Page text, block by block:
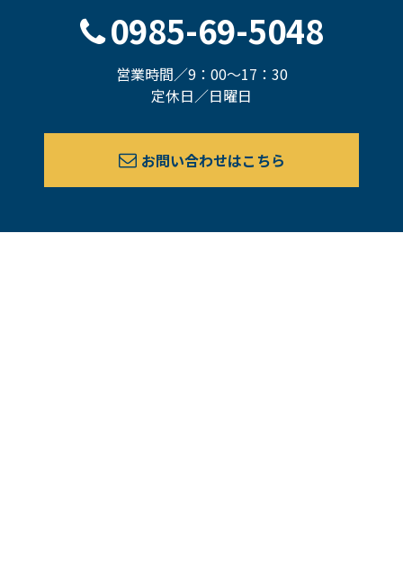
0985-69-5048
営業時間／9：00～17：30
定休日／日曜日
お問い合わせはこちら